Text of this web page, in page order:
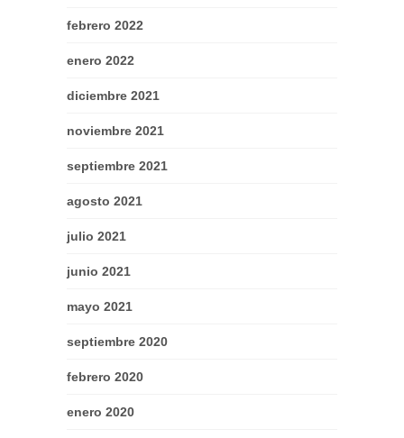
febrero 2022
enero 2022
diciembre 2021
noviembre 2021
septiembre 2021
agosto 2021
julio 2021
junio 2021
mayo 2021
septiembre 2020
febrero 2020
enero 2020